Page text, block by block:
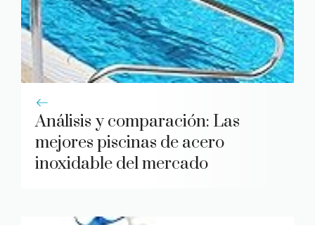
Análisis y comparación: Las
mejores piscinas de acero
inoxidable del mercado